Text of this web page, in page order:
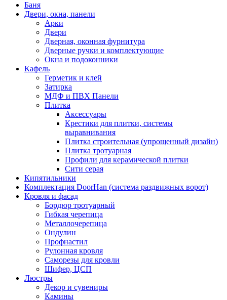
Баня
Двери, окна, панели
Арки
Двери
Дверная, оконная фурнитура
Дверные ручки и комплектующие
Окна и подоконники
Кафель
Герметик и клей
Затирка
МДФ и ПВХ Панели
Плитка
Аксессуары
Крестики для плитки, системы
выравнивания
Плитка строительная (упрощенный дизайн)
Плитка тротуарная
Профили для керамической плитки
Сити серая
Кипятильники
Комплектация DoorHan (система раздвижных ворот)
Кровля и фасад
Бордюр тротуарный
Гибкая черепица
Металлочерепица
Ондулин
Профнастил
Рулонная кровля
Саморезы для кровли
Шифер, ЦСП
Люстры
Декор и сувениры
Камины